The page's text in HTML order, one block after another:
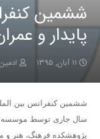
ششمین
پایدار و
۱۱ آبان, ۱۳۹۵ ادمین
سال جاری توسط موسسه
پژوهشکده فرهنگ، هنر و